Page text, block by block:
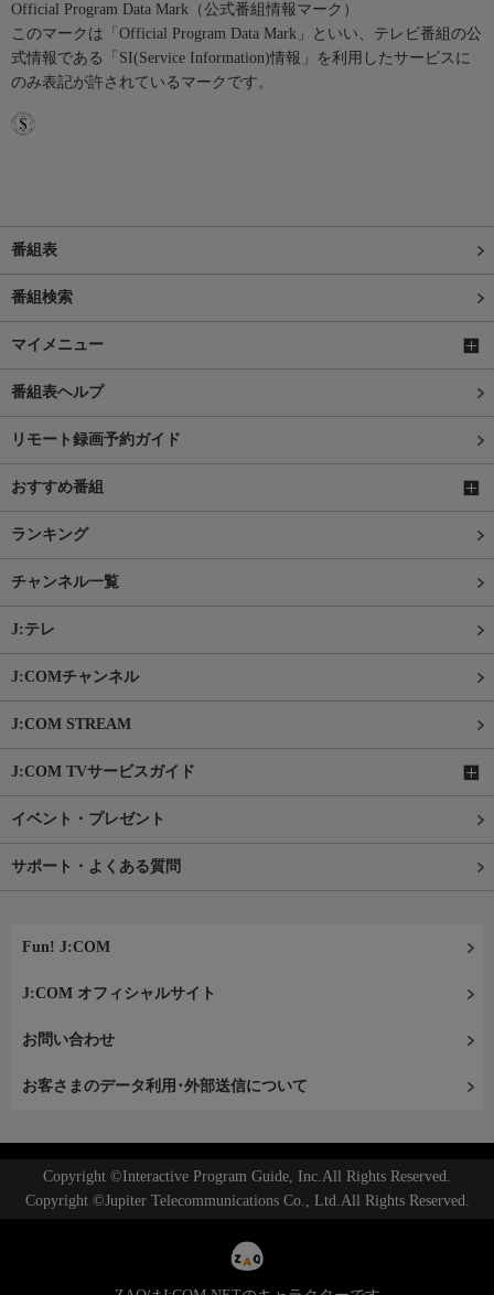
Official Program Data Mark（公式番組情報マーク）
このマークは「Official Program Data Mark」といい、テレビ番組の公
式情報である「SI(Service Information)情報」を利用したサービスに
のみ表記が許されているマークです。
番組表
番組検索
マイメニュー
番組表ヘルプ
リモート録画予約ガイド
おすすめ番組
ランキング
チャンネル一覧
J:テレ
J:COMチャンネル
J:COM STREAM
J:COM TVサービスガイド
イベント・プレゼント
サポート・よくある質問
Fun! J:COM
J:COM オフィシャルサイト
お問い合わせ
お客さまのデータ利用･外部送信について
Copyright ©Interactive Program Guide, Inc.All Rights Reserved.
Copyright ©Jupiter Telecommunications Co., Ltd.All Rights Reserved.